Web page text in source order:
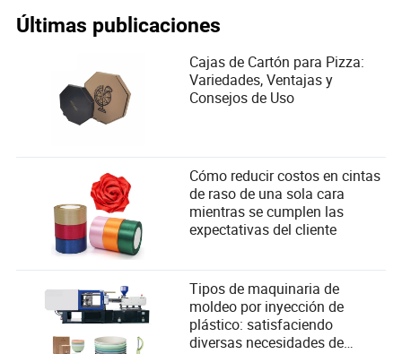
Últimas publicaciones
Cajas de Cartón para Pizza:
Variedades, Ventajas y
Consejos de Uso
Cómo reducir costos en cintas
de raso de una sola cara
mientras se cumplen las
expectativas del cliente
Tipos de maquinaria de
moldeo por inyección de
plástico: satisfaciendo
diversas necesidades de